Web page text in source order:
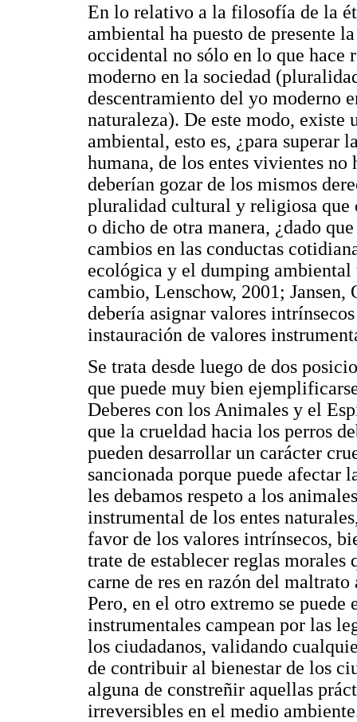
En lo relativo a la filosofía de la
ambiental ha puesto de presente
occidental no sólo en lo que hace
moderno en la sociedad
descentramiento del yo moderno
naturaleza). De este modo,
ambiental, esto es, ¿para superar
humana, de los entes vivientes no
deberían gozar de los mismos
pluralidad cultural y religiosa
o dicho de otra manera, ¿dado
cambios en las conductas
ecológica y el dumping
cambio, Lenschow, 2001;
debería asignar valores
instauración de valores
Se trata desde luego de dos
que puede muy bien
Deberes con los Animales y el
que la crueldad hacia los perros
pueden desarrollar un carácter
sancionada porque puede afectar
les debamos respeto a los
instrumental de los entes
favor de los valores intrínsecos,
trate de establecer reglas
carne de res en razón del
Pero, en el otro extremo se puede
instrumentales campean por las
los ciudadanos, validando
de contribuir al bienestar de los
alguna de constreñir aquellas
irreversibles en el medio